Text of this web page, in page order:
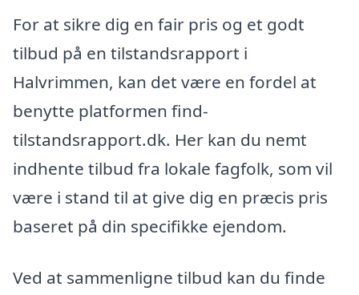
For at sikre dig en fair pris og et godt
tilbud på en tilstandsrapport i
Halvrimmen, kan det være en fordel at
benytte platformen find-
tilstandsrapport.dk. Her kan du nemt
indhente tilbud fra lokale fagfolk, som vil
være i stand til at give dig en præcis pris
baseret på din specifikke ejendom.
Ved at sammenligne tilbud kan du finde